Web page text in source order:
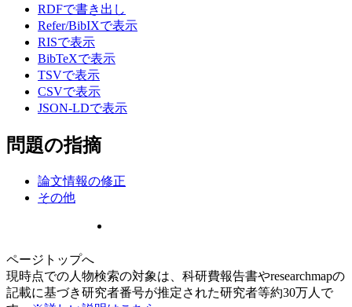
RDFで書き出し
Refer/BibIXで表示
RISで表示
BibTeXで表示
TSVで表示
CSVで表示
JSON-LDで表示
問題の指摘
論文情報の修正
その他
ページトップへ
現時点での人物検索の対象は、科研費報告書やresearchmapの
記載に基づき研究者番号が推定された研究者等約30万人で